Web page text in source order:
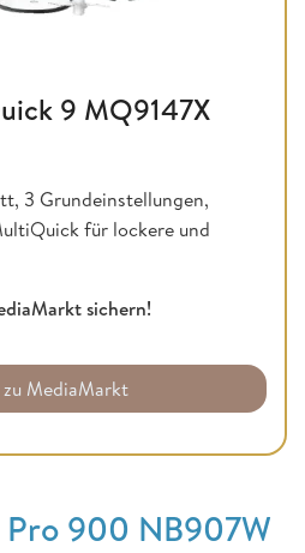
9 MQ9147X
3 Grundeinstellungen,
für lockere und
sichern!
MediaMarkt
Pro 900 NB907W